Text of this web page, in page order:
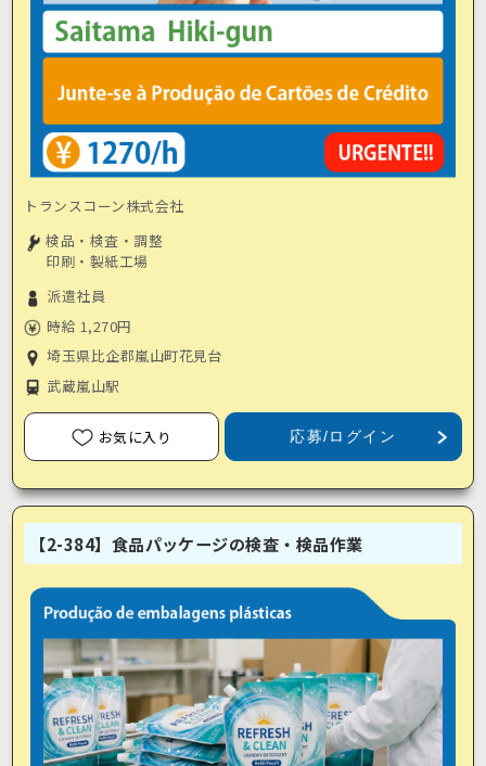
トランスコーン株式会社
検品・検査・調整
印刷・製紙工場
派遣社員
時給 1,270円
埼玉県比企郡嵐山町花見台
武蔵嵐山駅
お気に入り 応募/ログイン
【2-384】食品パッケージの検査・検品作業